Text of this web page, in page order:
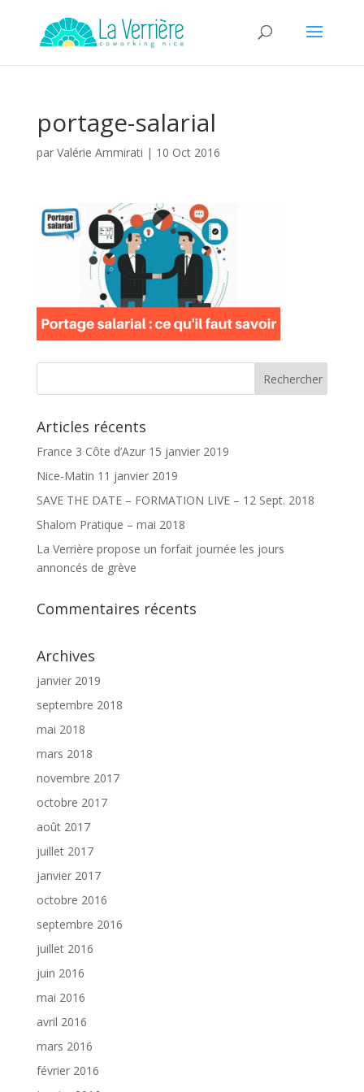
portage-salarial
par Valérie Ammirati | 10 Oct 2016
Articles récents
France 3 Côte d’Azur 15 janvier 2019
Nice-Matin 11 janvier 2019
SAVE THE DATE – FORMATION LIVE – 12 Sept. 2018
Shalom Pratique – mai 2018
La Verrière propose un forfait journée les jours
annoncés de grève
Commentaires récents
Archives
janvier 2019
septembre 2018
mai 2018
mars 2018
novembre 2017
octobre 2017
août 2017
juillet 2017
janvier 2017
octobre 2016
septembre 2016
juillet 2016
juin 2016
mai 2016
avril 2016
mars 2016
février 2016